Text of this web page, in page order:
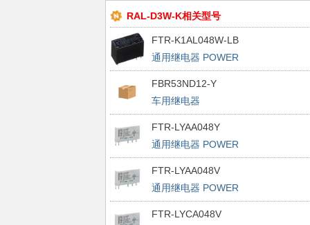
RAL-D3W-K相关型号
FTR-K1AL048W-LB
通用继电器 POWER
FBR53ND12-Y
车用继电器
FTR-LYAA048Y
通用继电器 POWER
FTR-LYAA048V
通用继电器 POWER
FTR-LYCA048V